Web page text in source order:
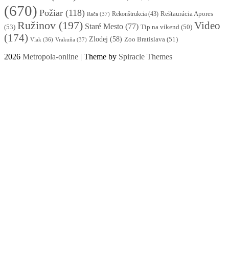
(670) Požiar (118) Rača (37) Rekonštrukcia (43) Reštaurácia Apores
(53) Ružinov (197) Staré Mesto (77) Tip na víkend (50) Video
(174) Vlak (36) Vrakuňa (37) Zlodej (58) Zoo Bratislava (51)
2026 Metropola-online | Theme by Spiracle Themes